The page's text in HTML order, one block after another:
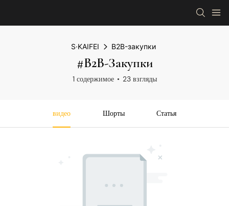
S·KAIFEI B2B-закупки
#B2B-Закупки
1 содержимое 23 взгляды
видео Шорты Статья